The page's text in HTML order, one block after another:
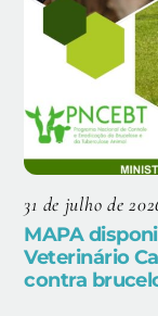
31 de julho de
MAPA
Veterinário
contra